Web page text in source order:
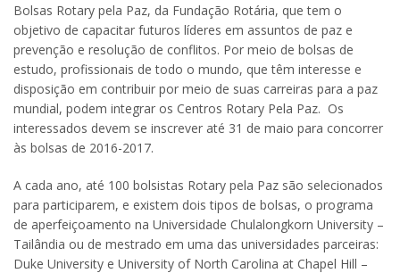
Bolsas Rotary pela Paz, da Fundação Rotária, que tem o
objetivo de capacitar futuros líderes em assuntos de paz e
prevenção e resolução de conflitos. Por meio de bolsas de
estudo, profissionais de todo o mundo, que têm interesse e
disposição em contribuir por meio de suas carreiras para a paz
mundial, podem integrar os Centros Rotary Pela Paz. Os
interessados devem se inscrever até 31 de maio para concorrer
às bolsas de 2016-2017.
A cada ano, até 100 bolsistas Rotary pela Paz são selecionados
para participarem, e existem dois tipos de bolsas, o programa
de aperfeiçoamento na Universidade Chulalongkorn University –
Tailândia ou de mestrado em uma das universidades parceiras:
Duke University e University of North Carolina at Chapel Hill –